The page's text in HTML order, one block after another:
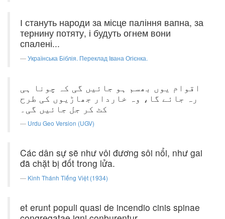
І стануть народи за місце паління вапна, за
тернину потяту, і будуть огнем вони
спалені...
Українська Біблія. Переклад Івана Огієнка.
اقوام یوں بھسم ہو جائیں گی کہ چونا ہی
رہ جائے گا، وہ خاردار جھاڑیوں کی طرح
کٹ کر جل جائیں گی۔
Urdu Geo Version (UGV)
Các dân sự sẽ như vôi đương sôi nổi, như gai
đã chặt bị đốt trong lửa.
Kinh Thánh Tiếng Việt (1934)
et erunt populi quasi de incendio cinis spinae